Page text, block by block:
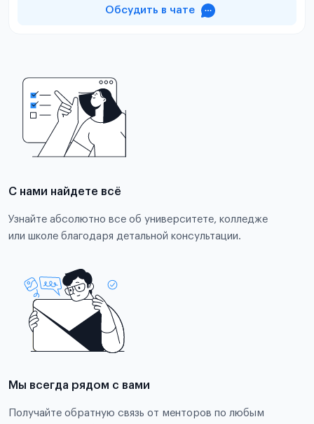
Обсудить в чате
С нами найдете всё
Узнайте абсолютно все об университете, колледже
или школе благодаря детальной консультации.
Мы всегда рядом с вами
Получайте обратную связь от менторов по любым